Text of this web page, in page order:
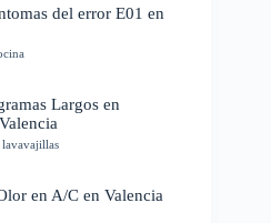
del error E01 en
Largos en
lavavajillas
en A/C en Valencia